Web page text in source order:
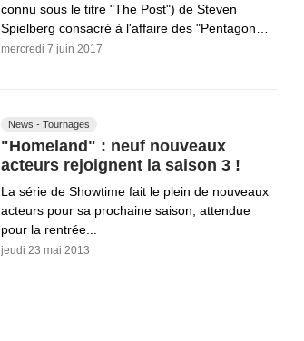
connu sous le titre "The Post") de Steven
Spielberg consacré à l'affaire des "Pentagon…
mercredi 7 juin 2017
News - Tournages
"Homeland" : neuf nouveaux
acteurs rejoignent la saison 3 !
La série de Showtime fait le plein de nouveaux
acteurs pour sa prochaine saison, attendue
pour la rentrée...
jeudi 23 mai 2013